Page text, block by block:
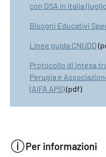
con DSA in Italia
Bisogni Educativi
Linee guida CNUDD
Protocollo di intesa
Perugia e
(AIFA APS)(pdf)
Per informazioni